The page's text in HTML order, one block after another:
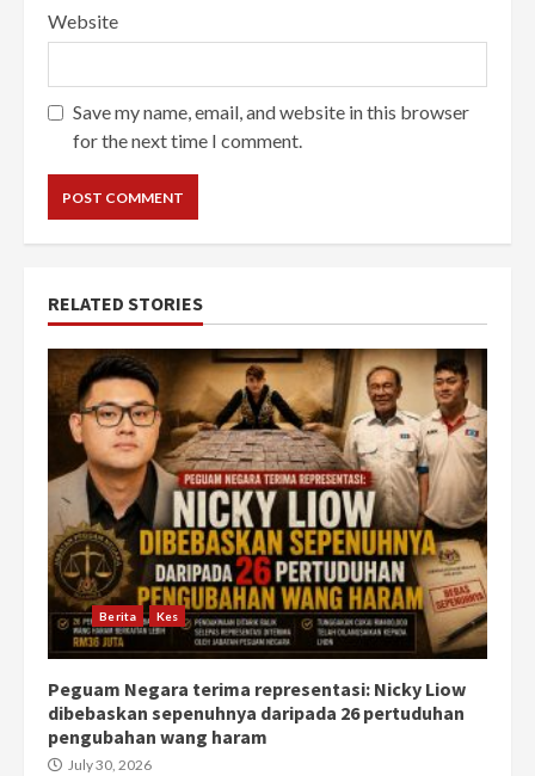
Website
Save my name, email, and website in this browser
for the next time I comment.
RELATED STORIES
Berita Kes
Peguam Negara terima representasi: Nicky Liow
dibebaskan sepenuhnya daripada 26 pertuduhan
pengubahan wang haram
July 30, 2026